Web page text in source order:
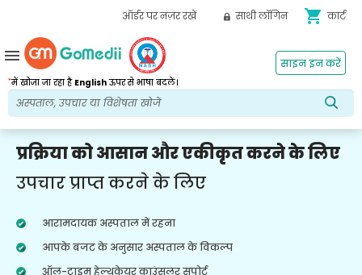
ऑर्डर पर नज़र रखें साथी लॉगिन shopping_cart कार्ट
*में खोजा जा रहा है Englishऊपर से भाषा बदलें।
साइन इन करें
menu
प्रक्रिया को आसान और एकीकृत करने के लिए
उपचार प्राप्त करने के लिए
आरामदायक अस्पताल में रहना
आपके बजट के अनुसार अस्पताल के विकल्प
ऑल-टाइम हेल्थकेयर काउंसलर सपोर्ट